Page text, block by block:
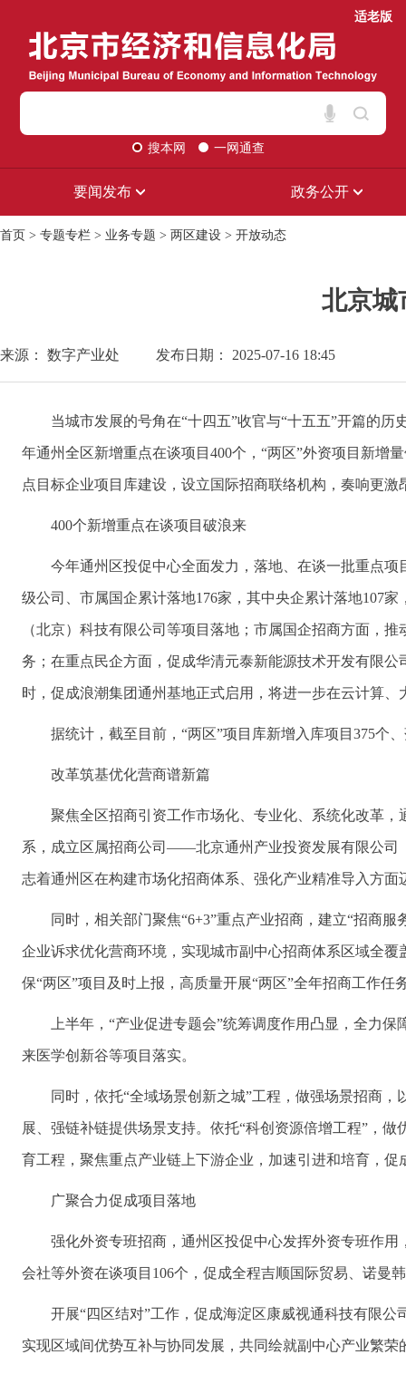
适老版
搜本网 一网通查
要闻发布 政务公开
首页 > 专题专栏 > 业务专题 > 两区建设 > 开放动态
北京城
来源： 数字产业处 发布日期： 2025-07-16 18:45
当城市发展的号角在“十四五”收官与“十五五”开篇的
年通州全区新增重点在谈项目400个，“两区”外资项目新增
点目标企业项目库建设，设立国际招商联络机构，奏响更激
400个新增重点在谈项目破浪来
今年通州区投促中心全面发力，落地、在谈一批重点
级公司、市属国企累计落地176家，其中央企累计落地107
（北京）科技有限公司等项目落地；市属国企招商方面，
务；在重点民企方面，促成华清元泰新能源技术开发有限
时，促成浪潮集团通州基地正式启用，将进一步在云计算
据统计，截至目前，“两区”项目库新增入库项目375个
改革筑基优化营商谱新篇
聚焦全区招商引资工作市场化、专业化、系统化改革
系，成立区属招商公司——北京通州产业投资发展有限公司
志着通州区在构建市场化招商体系、强化产业精准导入方
同时，相关部门聚焦“6+3”重点产业招商，建立“招商
企业诉求优化营商环境，实现城市副中心招商体系区域全
保“两区”项目及时上报，高质量开展“两区”全年招商工作任
上半年，“产业促进专题会”统筹调度作用凸显，全力
来医学创新谷等项目落实。
同时，依托“全域场景创新之城”工程，做强场景招商
展、强链补链提供场景支持。依托“科创资源倍增工程”，
育工程，聚焦重点产业链上下游企业，加速引进和培育，促
广聚合力促成项目落地
强化外资专班招商，通州区投促中心发挥外资专班作用
会社等外资在谈项目106个，促成全程吉顺国际贸易、诺曼
开展“四区结对”工作，促成海淀区康威视通科技有限
实现区域间优势互补与协同发展，共同绘就副中心产业繁荣